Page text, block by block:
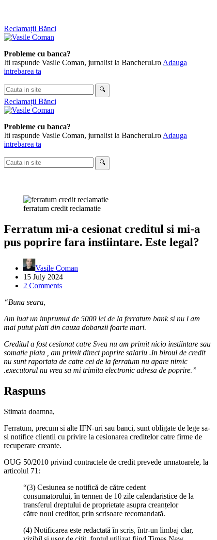
Skip
to
Reclamații Bănci
Probleme cu banca?
Iti raspunde Vasile Coman, jurnalist la Bancherul.ro Adauga
intrebarea ta
Cauta
in
site
🔍
Reclamații Bănci
Probleme cu banca?
Iti raspunde Vasile Coman, jurnalist la Bancherul.ro Adauga
intrebarea ta
Cauta
in
🔍
ferratum credit reclamatie
Ferratum mi-a cesionat creditul si mi-a
pus poprire fara instiintare. Este legal?
Vasile Coman
15 July 2024
2 Comments
“Buna seara,
Am luat un imprumut de 5000 lei de la ferratum bank si nu l am
mai putut plati din cauza dobanzii foarte mari.
Creditul a fost cesionat catre Svea nu am primit nicio instiintare sau
somatie plata , am primit direct poprire salariu .In biroul de credit
nu sunt raportata de catre cei de la ferratum nu apare nimic
.executorul nu vrea sa mi trimita electronic adresa de poprire.”
Raspuns
Stimata doamna,
Ferratum, precum si alte IFN-uri sau banci, sunt obligate de lege sa-
si notifice clientii cu privire la cesionarea creditelor catre firme de
recuperare creante.
OUG 50/2010 privind contractele de credit prevede urmatoarele, la
articolul 71:
“(3) Cesiunea se notifică de către cedent
consumatorului, în termen de 10 zile calendaristice de la
transferul dreptului de proprietate asupra creanțelor
către noul creditor, prin scrisoare recomandată.
(4) Notificarea este redactată în scris, într-un limbaj clar,